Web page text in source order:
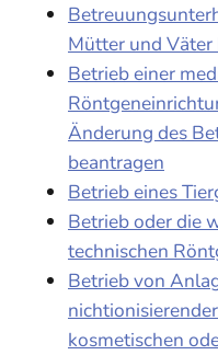
Mütter und Väter
Betrieb einer
Änderung des
beantragen
Betrieb eines
Betrieb oder die
technischen
Betrieb von
kosmetischen